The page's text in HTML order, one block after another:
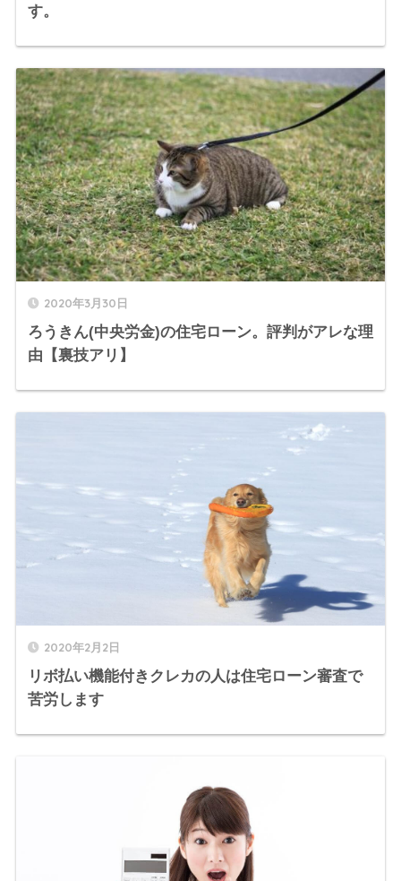
す。
2020年3月30日
ろうきん(中央労金)の住宅ローン。評判がアレな理
由【裏技アリ】
2020年2月2日
リボ払い機能付きクレカの人は住宅ローン審査で
苦労します